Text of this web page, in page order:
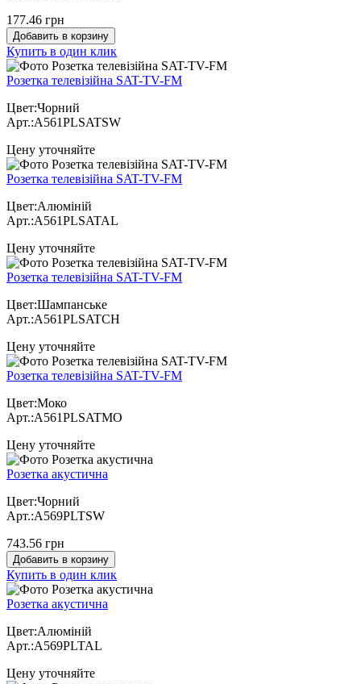
177.46 грн
Добавить в корзину
Купить в один клик
Розетка телевізійна SAT-TV-FM
Цвет:Чорний
Арт.:A561PLSATSW
Цену уточняйте
Розетка телевізійна SAT-TV-FM
Цвет:Алюміній
Арт.:A561PLSATAL
Цену уточняйте
Розетка телевізійна SAT-TV-FM
Цвет:Шампанське
Арт.:A561PLSATCH
Цену уточняйте
Розетка телевізійна SAT-TV-FM
Цвет:Моко
Арт.:A561PLSATMO
Цену уточняйте
Розетка акустична
Цвет:Чорний
Арт.:A569PLTSW
743.56 грн
Добавить в корзину
Купить в один клик
Розетка акустична
Цвет:Алюміній
Арт.:A569PLTAL
Цену уточняйте